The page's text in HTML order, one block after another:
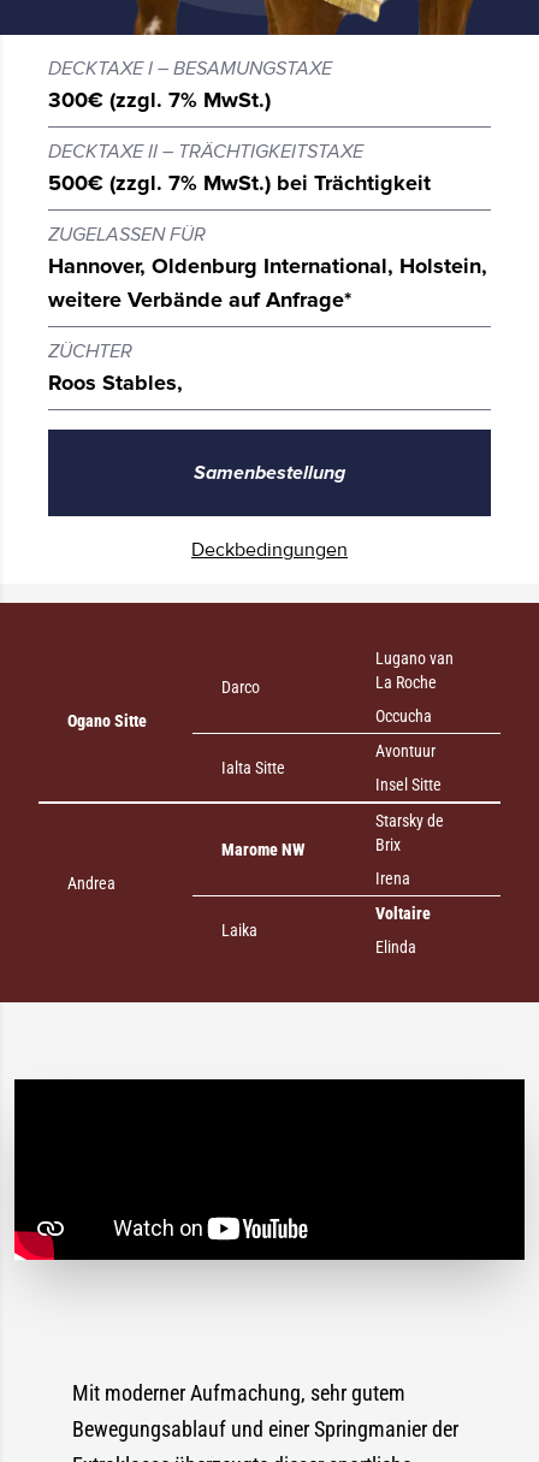
DECKTAXE I – BESAMUNGSTAXE
300€ (zzgl. 7% MwSt.)
DECKTAXE II – TRÄCHTIGKEITSTAXE
500€ (zzgl. 7% MwSt.) bei Trächtigkeit
ZUGELASSEN FÜR
Hannover, Oldenburg International, Holstein,
weitere Verbände auf Anfrage*
ZÜCHTER
Roos Stables,
Samenbestellung
Deckbedingungen
Ogano Sitte
Andrea
Darco
Ialta Sitte
Marome NW
Laika
Lugano van
La Roche
Occucha
Avontuur
Insel Sitte
Starsky de
Brix
Irena
Voltaire
Elinda
Mit moderner Aufmachung, sehr gutem
Bewegungsablauf und einer Springmanier der